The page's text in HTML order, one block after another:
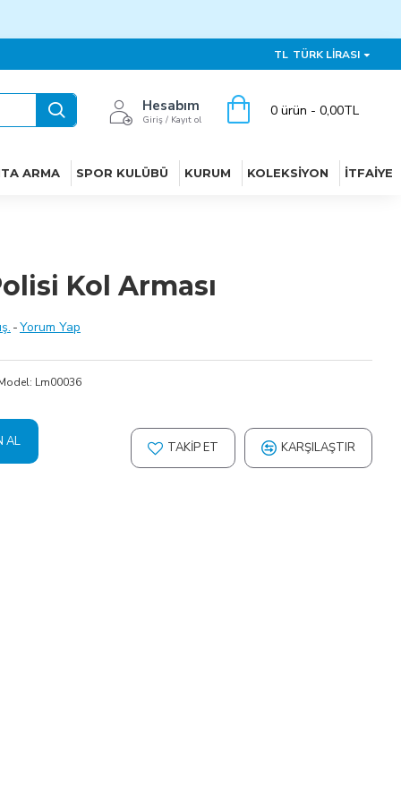
TL TÜRK LIRASI
Hesabım
Giriş / Kayıt ol
0 ürün - 0,00TL
ARMA SPOR KULÜBÜ KURUM KOLEKSIYON İTFAIYE
Kol Arması
-Yorum Yap
Lm00036
AL TAKIP ET KARŞILAŞTIR